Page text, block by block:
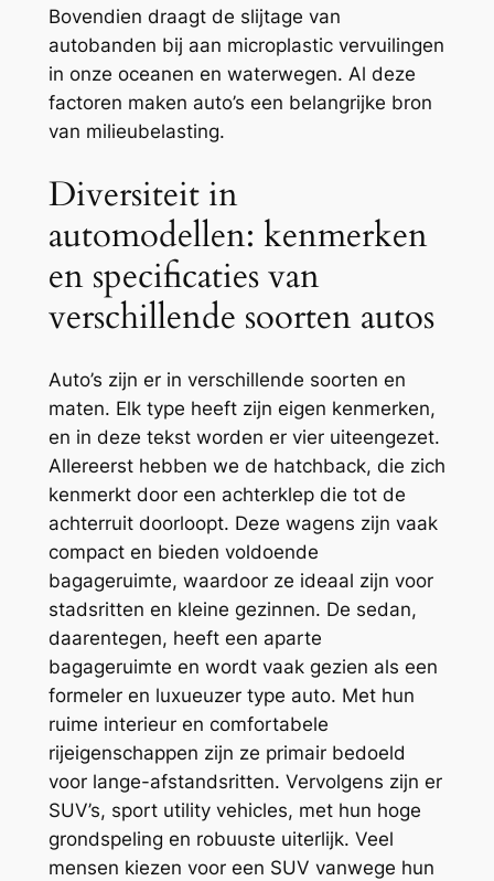
Bovendien draagt de slijtage van
autobanden bij aan microplastic vervuilingen
in onze oceanen en waterwegen. Al deze
factoren maken auto’s een belangrijke bron
van milieubelasting.
Diversiteit in
automodellen: kenmerken
en specificaties van
verschillende soorten autos
Auto’s zijn er in verschillende soorten en
maten. Elk type heeft zijn eigen kenmerken,
en in deze tekst worden er vier uiteengezet.
Allereerst hebben we de hatchback, die zich
kenmerkt door een achterklep die tot de
achterruit doorloopt. Deze wagens zijn vaak
compact en bieden voldoende
bagageruimte, waardoor ze ideaal zijn voor
stadsritten en kleine gezinnen. De sedan,
daarentegen, heeft een aparte
bagageruimte en wordt vaak gezien als een
formeler en luxueuzer type auto. Met hun
ruime interieur en comfortabele
rijeigenschappen zijn ze primair bedoeld
voor lange-afstandsritten. Vervolgens zijn er
SUV’s, sport utility vehicles, met hun hoge
grondspeling en robuuste uiterlijk. Veel
mensen kiezen voor een SUV vanwege hun